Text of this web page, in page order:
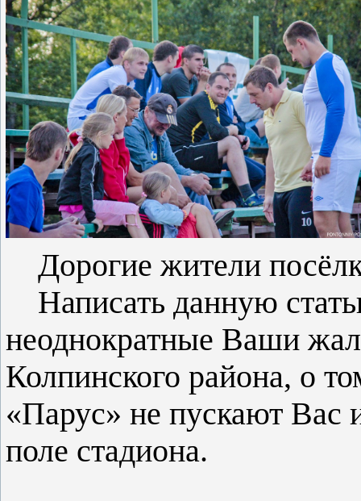
Дорогие жители
Написать данную
неоднократные Ваши
Колпинского района, о
«Парус» не пускают Вас
поле стадиона.